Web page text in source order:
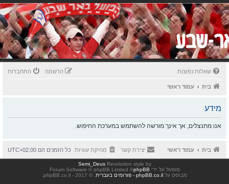
שאלות נפוצות התחברות הרשמה
בית עמוד ראשי
מידע
אנו מתנצלים, אך אינך מורשה להשתמש במערכת החיפוש.
בית עמוד ראשי כל הזמנים הם UTC+02:00 מחיקת עוגיות יצירת קשר
Revolution style by
Semi_Deus
מופעל על ידי phpBB
® Forum Software © phpBB Limited
מבוסס על phpBB.co.il - פורומים בעברית . © 2017 - phpBB.co.il.